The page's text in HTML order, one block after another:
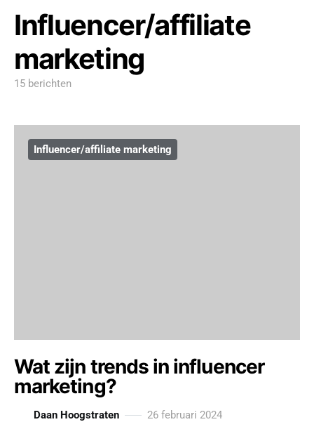
Influencer/affiliate
marketing
15 berichten
Influencer/affiliate marketing
Wat zijn trends in influencer
marketing?
Daan Hoogstraten 26 februari 2024